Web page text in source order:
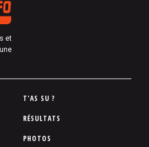
et
T'AS SU ?
RÉSULTATS
PHOTOS